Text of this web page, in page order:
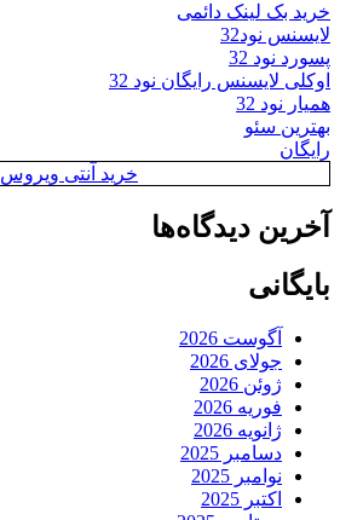
خرید بک لینک دائمی
لایسنس نود32
پسورد نود 32
اوکلی لایسنس رایگان نود 32
همیار نود 32
بهترین سئو
رایگان
خرید آنتی ویروس
آخرین دیدگاه‌ها
بایگانی
آگوست 2026
جولای 2026
ژوئن 2026
فوریه 2026
ژانویه 2026
دسامبر 2025
نوامبر 2025
اکتبر 2025